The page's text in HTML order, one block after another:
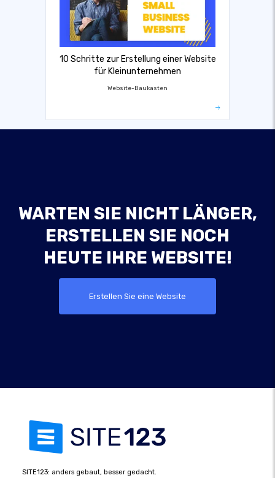
10 Schritte zur Erstellung einer Website
für Kleinunternehmen
Website-Baukasten
WARTEN SIE NICHT LÄNGER,
ERSTELLEN SIE NOCH
HEUTE IHRE WEBSITE!
Erstellen Sie eine Website
SITE123: anders gebaut, besser gedacht.